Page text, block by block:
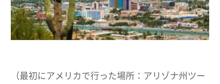
（最初にアメリカで行った場所：アリゾナ州ツー